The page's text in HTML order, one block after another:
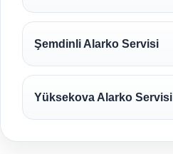
Şemdinli Alarko Servisi
Yüksekova Alarko Servisi